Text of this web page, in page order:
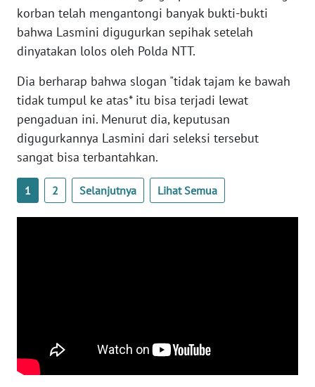
korban telah mengantongi banyak bukti-bukti
bahwa Lasmini digugurkan sepihak setelah
dinyatakan lolos oleh Polda NTT.
Dia berharap bahwa slogan "tidak tajam ke bawah
tidak tumpul ke atas* itu bisa terjadi lewat
pengaduan ini. Menurut dia, keputusan
digugurkannya Lasmini dari seleksi tersebut
sangat bisa terbantahkan.
1 2 Selanjutnya Lihat Semua
BARAT
WN
WN
SERAMBI
WN
JAMBI
WN
SULTRA
WN
SULBAR